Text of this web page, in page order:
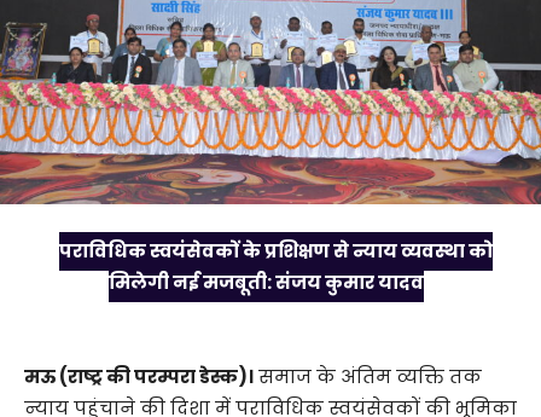
पराविधिक स्वयंसेवकों के प्रशिक्षण से न्याय व्यवस्था को
मिलेगी नई मजबूती: संजय कुमार यादव
मऊ (राष्ट्र की परम्परा डेस्क)।समाज के अंतिम व्यक्ति तक
न्याय पहुंचाने की दिशा में पराविधिक स्वयंसेवकों की भूमिका